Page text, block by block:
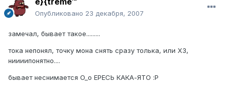
Опубликовано 23 декабря, 2007
замечал, бывает такое.........
тока непонял, точку мона снять сразу толька, или ХЗ,
ниииипонятно....
бывает неснимается O_o ЕРЕСЬ КАКА-ЯТО :P